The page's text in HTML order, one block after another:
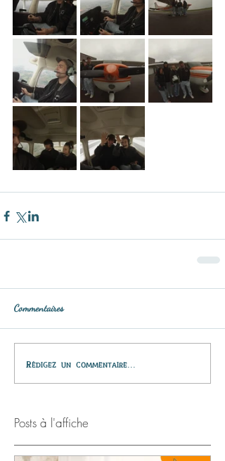
Commentaires
Rédigez un commentaire...
Posts à l'affiche